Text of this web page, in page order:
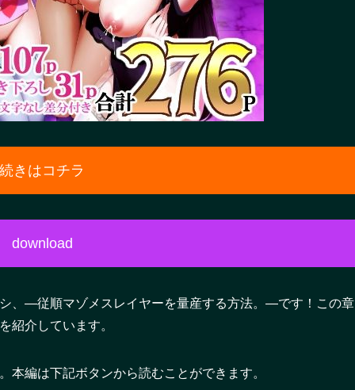
続きはコチラ
download
、―従順マゾメスレイヤーを量産する方法。―です！この章
紹介しています。
編は下記ボタンから読むことができます。